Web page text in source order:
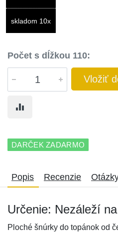
skladom 10x
Počet s dĺžkou 110:
Vložiť
DARČEK ZADARMO
Popis Recenzie
Určenie: Nezáleží
Ploché šnúrky do topánok od